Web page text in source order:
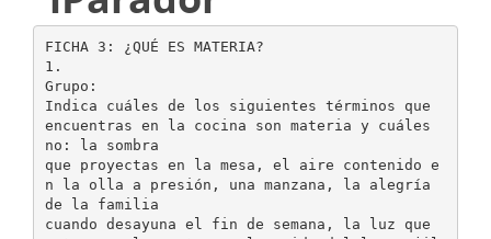
FICHA 3: ¿QUÉ ES MATERIA?
1.
Grupo:
Indica cuáles de los siguientes términos que
encuentras en la cocina son materia y cuáles
no: la sombra
que proyectas en la mesa, el aire contenido e
n la olla a presión, una manzana, la alegría
de la familia
cuando desayuna el fin de semana, la luz que